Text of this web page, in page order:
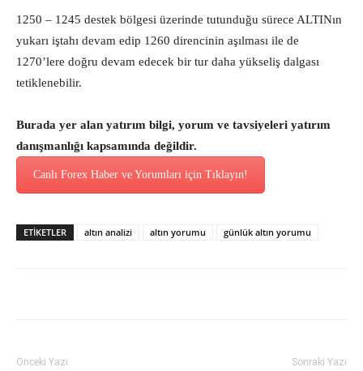
1250 – 1245 destek bölgesi üzerinde tutunduğu sürece ALTINın
yukarı iştahı devam edip 1260 direncinin aşılması ile de
1270’lere doğru devam edecek bir tur daha yükseliş dalgası
tetiklenebilir.
Burada yer alan yatırım bilgi, yorum ve tavsiyeleri yatırım
danışmanlığı kapsamında değildir.
Canlı Forex Haber ve Yorumları için Tıklayın!
ETİKETLER altın analizi altın yorumu günlük altın yorumu
Önceki Yazı Sonraki Yazı